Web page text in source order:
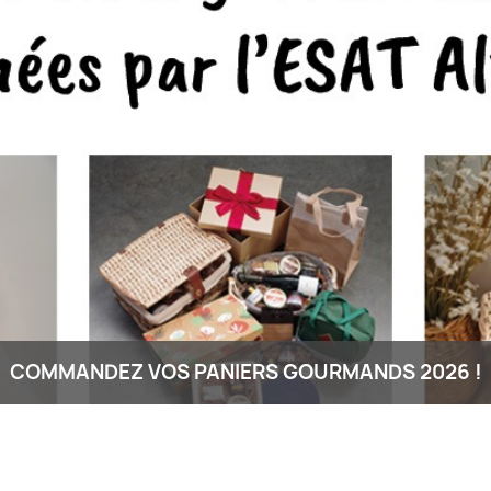
DÉCOUVREZ NOTRE PALETTE DE SAVEURS BIO !